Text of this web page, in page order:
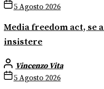
5 Agosto 2026
Media freedom act, se
insistere
Vincenzo Vita
5 Agosto 2026